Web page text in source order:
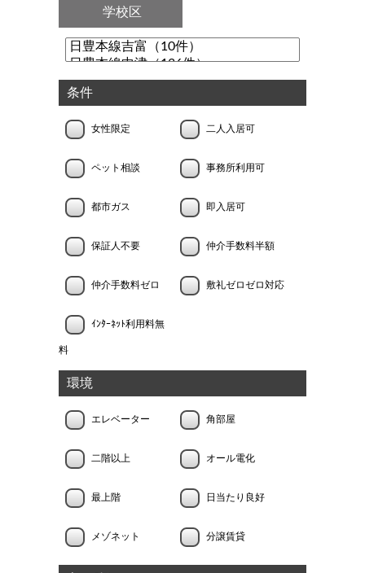
学校区
条件
女性限定 二人入居可
ペット相談 事務所利用可
都市ガス 即入居可
保証人不要 仲介手数料半額
仲介手数料ゼロ 敷礼ゼロゼロ対応
ｲﾝﾀｰﾈｯﾄ利用料無
料
環境
エレベーター 角部屋
二階以上 オール電化
最上階 日当たり良好
メゾネット 分譲賃貸